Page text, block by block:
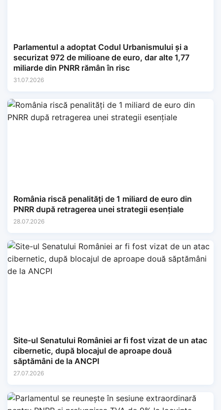
Parlamentul a adoptat Codul Urbanismului și a
securizat 972 de milioane de euro, dar alte 1,77
miliarde din PNRR rămân în risc
31.07.2026
România riscă penalități de 1 miliard de euro din
PNRR după retragerea unei strategii esențiale
28.07.2026
Site-ul Senatului României ar fi fost vizat de un atac
cibernetic, după blocajul de aproape două
săptămâni de la ANCPI
27.07.2026